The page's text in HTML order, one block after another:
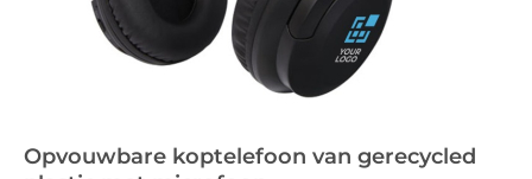
Opvouwbare koptelefoon van gerecycled